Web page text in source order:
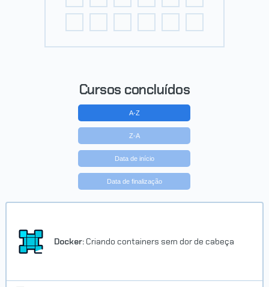
Cursos concluídos
A-Z
Z-A
Data de início
Data de finalização
Docker: Criando containers sem dor de cabeça